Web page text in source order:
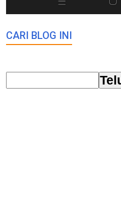
CARI BLOG INI